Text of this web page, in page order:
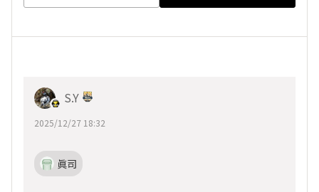
S.Y
2025/12/27 18:32
眞司